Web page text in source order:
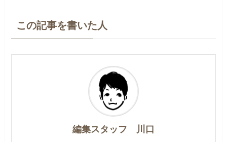
この記事を書いた人
編集スタッフ 川口